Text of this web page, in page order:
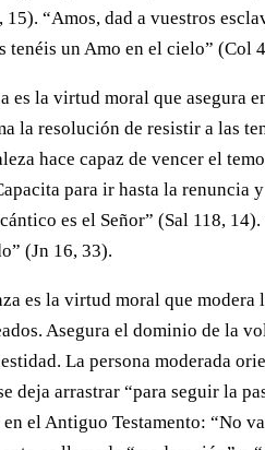
“Amos, dad a vuestros
tenéis un Amo en el cielo” (Col
es la virtud moral que asegura
la resolución de resistir a las
hace capaz de vencer el
para ir hasta la
es el Señor” (Sal 118,
(Jn 16, 33).
es la virtud moral que
Asegura el dominio de la
La persona moderada
deja arrastrar “para seguir la
el Antiguo Testamento: “No